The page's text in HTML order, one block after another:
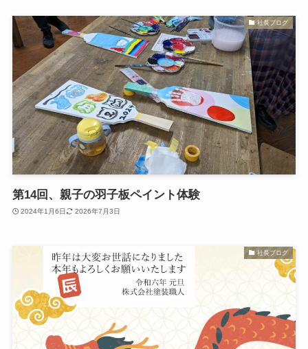
社長ブログ
第14回、親子の羽子板ペイント体験
2024年1月6日 2026年7月3日
社長ブログ